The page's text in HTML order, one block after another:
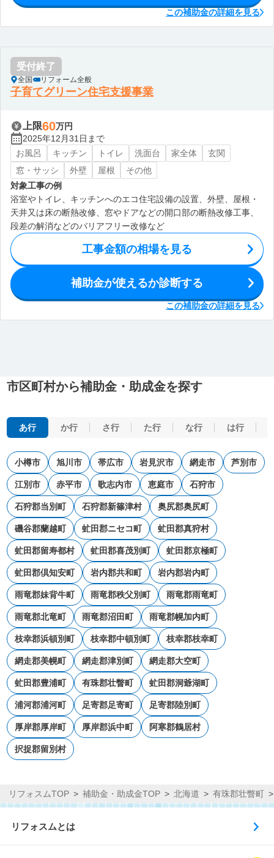
この補助金の詳細を見る
受付終了
全国 リフォーム全般
子育てグリーン住宅支援事業
上限60万円
2025年12月31日まで
お風呂
キッチン トイレ 洗面台 家全体
玄関
窓・サッシ
外壁 屋根
その他
対象工事の例
浴室やトイレ、キッチンへのエコ住宅設備の設置、外壁、屋根・
天井又は床の断熱改修、窓やドアなどの開口部の断熱改修工事、
段差の解消などのバリアフリー改修など
工事金額の相場を見る
補助金が使えるか診断する
この補助金の詳細を見る
市区町村から補助金・助成金を探す
あ行 か行 さ行 た行 な行 は行
小樽市 旭川市 帯広市 岩見沢市 網走市 芦別市
江別市 赤平市 歌志内市 恵庭市 石狩市
石狩郡当別町 石狩郡新篠津村 奥尻郡奥尻町
磯谷郡蘭越町 虻田郡ニセコ町 虻田郡真狩村
虻田郡留寿都村 虻田郡喜茂別町 虻田郡京極町
虻田郡倶知安町 岩内郡共和町 岩内郡岩内町
雨竜郡妹背牛町 雨竜郡秩父別町 雨竜郡雨竜町
雨竜郡北竜町 雨竜郡沼田町 雨竜郡幌加内町
枝幸郡浜頓別町 枝幸郡中頓別町 枝幸郡枝幸町
網走郡美幌町 網走郡津別町 網走郡大空町
虻田郡豊浦町 有珠郡壮瞥町 虻田郡洞爺湖町
浦河郡浦河町 足寄郡足寄町 足寄郡陸別町
厚岸郡厚岸町 厚岸郡浜中町 阿寒郡鶴居村
択捉郡留別村
リフォスムTOP 補助金・助成金TOP 北海道 有珠郡壮瞥町
リフォスムとは